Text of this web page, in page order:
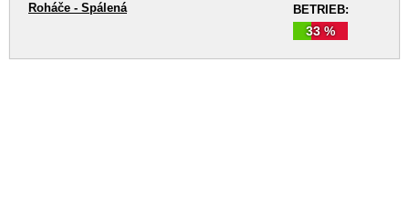
BETRIEB:
33 %
Roháče - Spálená